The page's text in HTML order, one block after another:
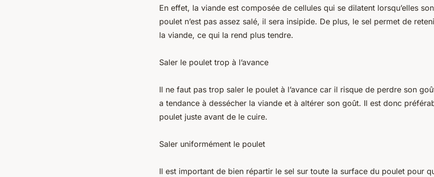
En effet, la viande est composée de cellules qui se dilatent lorsqu’elles
poulet n’est pas assez salé, il sera insipide. De plus, le sel permet de
la viande, ce qui la rend plus tendre.
Saler le poulet trop à l’avance
Il ne faut pas trop saler le poulet à l’avance car il risque de perdre son
a tendance à dessécher la viande et à altérer son goût. Il est donc
poulet juste avant de le cuire.
Saler uniformément le poulet
Il est important de bien répartir le sel sur toute la surface du poulet pour